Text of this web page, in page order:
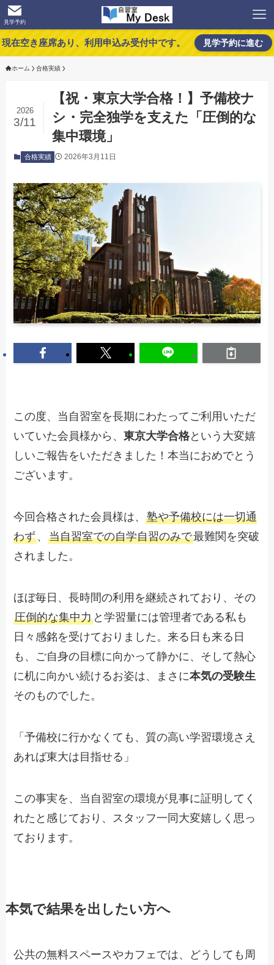
見学予約
現在空き座席あり、利用申込み受付中です。 見学予約に進む
ホーム 合格実績
【祝・東京大学合格！】予備校ナ
シ・完全独学を支えた「圧倒的な
集中環境」
2026
3/11
合格実績 2026年3月11日
この度、当自習室を長期にわたってご利用いただ
いていた会員様から、東京大学合格という大変嬉
しいご報告をいただきました！本当におめでとう
ございます。
今回合格された会員様は、塾や予備校には一切通
わず、当自習室での自学自習のみで最難関を突破
されました。
ほぼ毎日、長時間の利用を継続されており、その
圧倒的な集中力 と学習量には管理者である私も
日々感銘を受けておりました。来る日も来る日
も、ご自身の目標に向かって静かに、そして熱心
に机に向かい続けるお姿は、まさに本気の受験生
そのものでした。
「予備校に行かなくても、質の高い学習環境さえ
あれば東大は目指せる」
この事実を、当自習室の環境が見事に証明してく
れたと感じており、スタッフ一同大変嬉しく思っ
ております。
本気で結果を出したい方へ
公共の無料スペースやカフェでは、どうしても周